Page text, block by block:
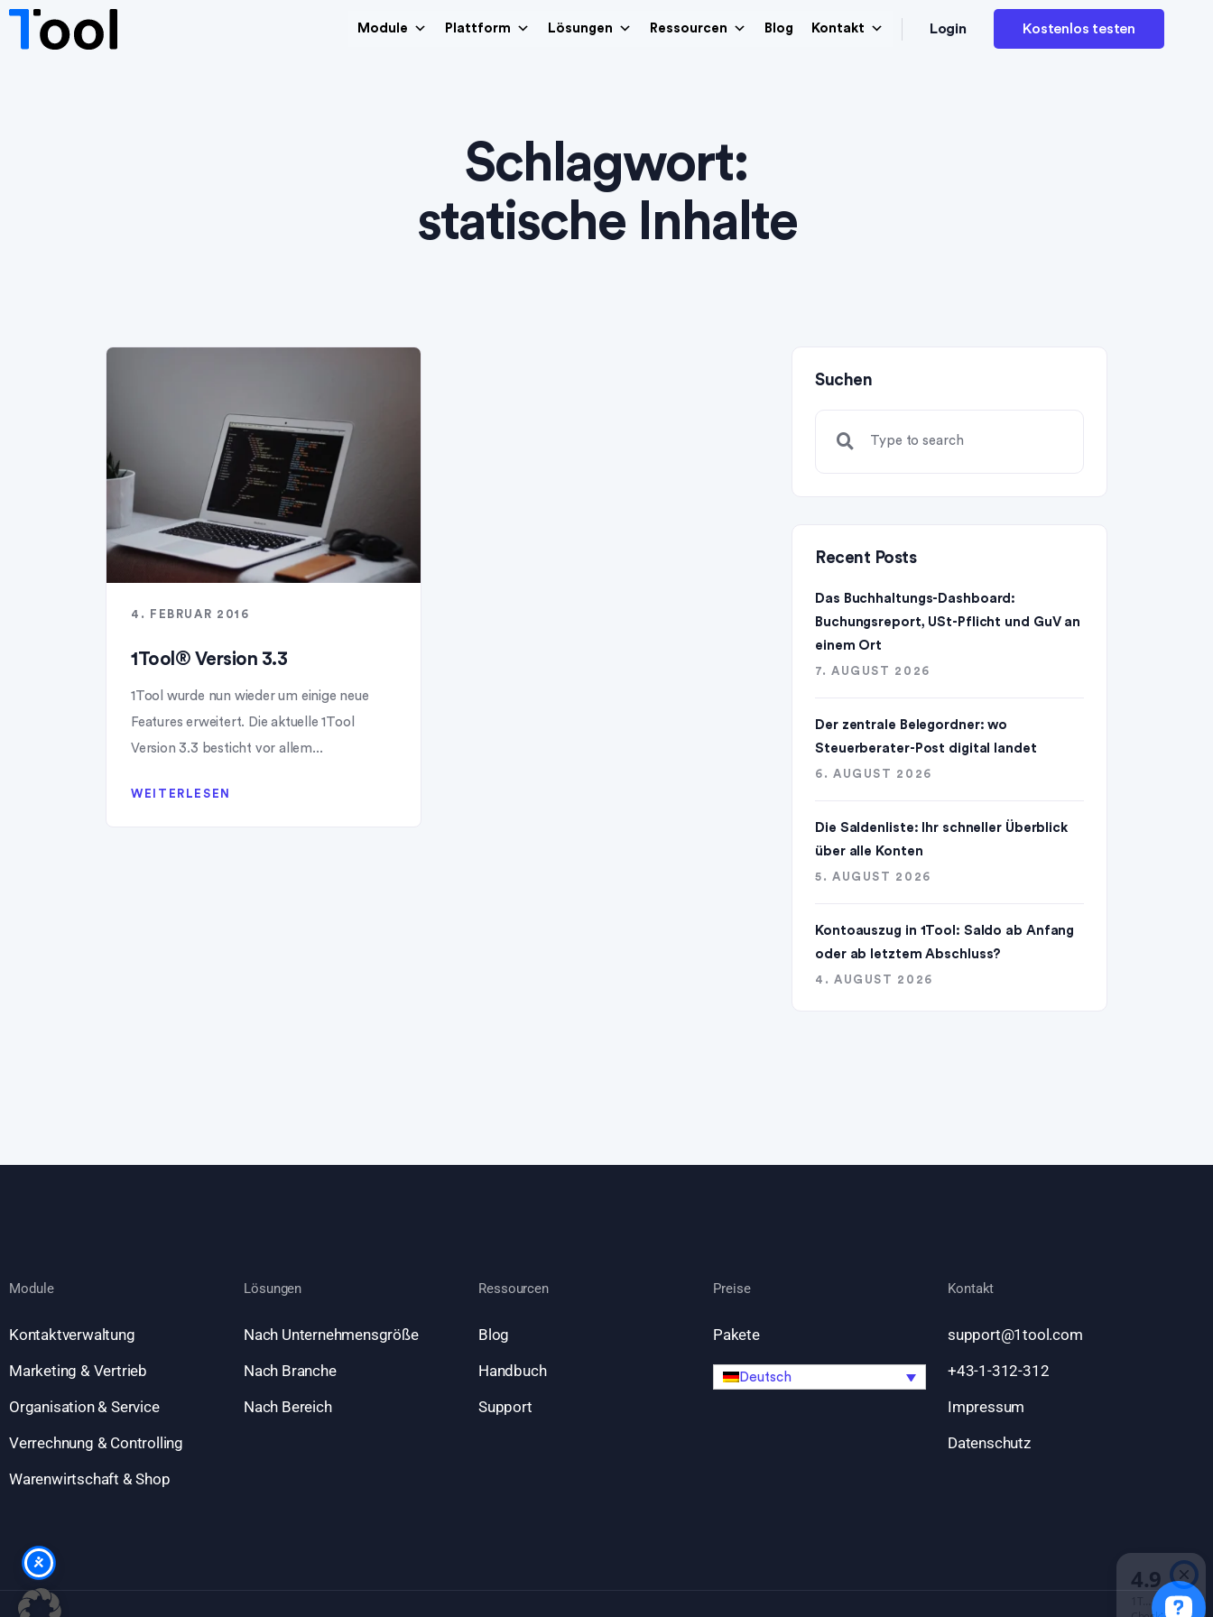
Module Plattform Lösungen Ressourcen Blog Kontakt Login Kostenlos testen
Schlagwort:
statische Inhalte
4. FEBRUAR 2016
1Tool® Version 3.3
1Tool wurde nun wieder um einige neue
Features erweitert. Die aktuelle 1Tool
Version 3.3 besticht vor allem...
WEITERLESEN
Suchen
Recent Posts
Das Buchhaltungs-Dashboard:
Buchungsreport, USt-Pflicht und GuV an
einem Ort
7. AUGUST 2026
Der zentrale Belegordner: wo
Steuerberater-Post digital landet
6. AUGUST 2026
Die Saldenliste: Ihr schneller Überblick
über alle Konten
5. AUGUST 2026
Kontoauszug in 1Tool: Saldo ab Anfang
oder ab letztem Abschluss?
4. AUGUST 2026
Module
Kontaktverwaltung
Marketing & Vertrieb
Organisation & Service
Verrechnung & Controlling
Warenwirtschaft & Shop
Lösungen
Nach Unternehmensgröße
Nach Branche
Nach Bereich
Ressourcen
Blog
Handbuch
Support
Preise
Pakete
Deutsch
Kontakt
support@1tool.com
+43-1-312-312
Impressum
Datenschutz